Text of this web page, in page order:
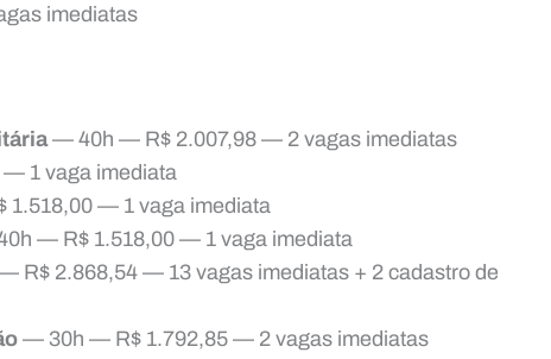
imediatas
— 40h — R$ 2.007,98 — 2 vagas imediatas
1 vaga imediata
— 1 vaga imediata
— R$ 1.518,00 — 1 vaga imediata
R$ 2.868,54 — 13 vagas imediatas + 2 cadastro de
— 30h — R$ 1.792,85 — 2 vagas imediatas